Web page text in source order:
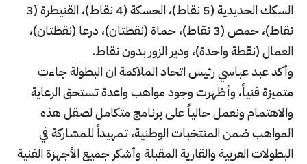
السكك الحديدية (5 نقاط)، الحسكة (4 نقاط)، القنيطرة (3
نقاط)، حمص (3 نقاط)، حماة (نقطتان)، درعا (نقطتان)،
العمال (نقطة واحدة)، ودير الزور بدون نقاط.
وأكد عبد عباسي رئيس اتحاد الملاكمة ان البطولة جاءت
متميزة فنياً، وأظهرت وجود مواهب واعدة تستحق الرعاية
والاهتمام ونعمل حالياً على برنامج متكامل لصقل هذه
المواهب ضمن المنتخبات الوطنية، تمهيداً للمشاركة في
البطولات العربية والقارية المقبلة وأشكر جميع الأجهزة الفنية